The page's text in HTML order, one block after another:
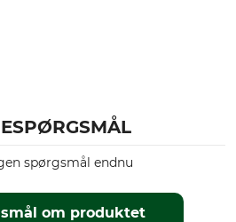
om produktet
spørgsmål endnu